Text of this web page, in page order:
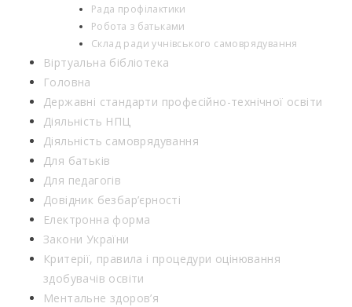
Рада профілактики
Робота з батьками
Склад ради учнівського самоврядування
Віртуальна бібліотека
Головна
Державні стандарти професійно-технічної освіти
Діяльність НПЦ
Діяльність самоврядування
Для батьків
Для педагогів
Довідник безбар’єрності
Електронна форма
Закони України
Критерії, правила і процедури оцінювання
здобувачів освіти
Ментальне здоров’я